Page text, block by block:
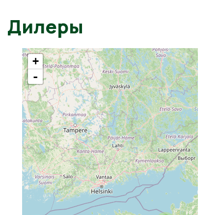
Размеры шиины
Дилеры
+
-